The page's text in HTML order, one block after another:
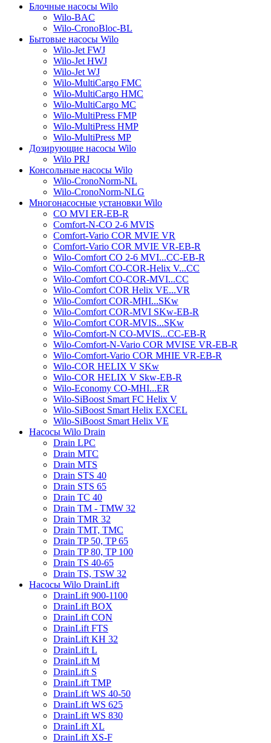
Блочные насосы Wilo
Wilo-BAC
Wilo-CronoBloc-BL
Бытовые насосы Wilo
Wilo-Jet FWJ
Wilo-Jet HWJ
Wilo-Jet WJ
Wilo-MultiCargo FMC
Wilo-MultiCargo HMC
Wilo-MultiCargo MC
Wilo-MultiPress FMP
Wilo-MultiPress HMP
Wilo-MultiPress MP
Дозирующие насосы Wilo
Wilo PRJ
Консольные насосы Wilo
Wilo-CronoNorm-NL
Wilo-CronoNorm-NLG
Многонасосные установки Wilo
CO MVI ER-EB-R
Comfort-N-CO 2-6 MVIS
Comfort-Vario COR MVIE VR
Comfort-Vario COR MVIE VR-EB-R
Wilo-Comfort CO 2-6 MVI...CC-EB-R
Wilo-Comfort CO-COR-Helix V...CC
Wilo-Comfort CO-COR-MVI...CC
Wilo-Comfort COR Helix VE...VR
Wilo-Comfort COR-MHI...SKw
Wilo-Comfort COR-MVI SKw-EB-R
Wilo-Comfort COR-MVIS...SKw
Wilo-Comfort-N CO-MVIS...CC-EB-R
Wilo-Comfort-N-Vario COR MVISE VR-EB-R
Wilo-Comfort-Vario COR MHIE VR-EB-R
Wilo-COR HELIX V SKw
Wilo-COR HELIX V Skw-EB-R
Wilo-Economy CO-MHI...ER
Wilo-SiBoost Smart FC Helix V
Wilo-SiBoost Smart Helix EXCEL
Wilo-SiBoost Smart Helix VE
Насосы Wilo Drain
Drain LPC
Drain MTC
Drain MTS
Drain STS 40
Drain STS 65
Drain TC 40
Drain TM - TMW 32
Drain TMR 32
Drain TMT, TMC
Drain TP 50, TP 65
Drain TP 80, TP 100
Drain TS 40-65
Drain TS, TSW 32
Насосы Wilo DrainLift
DrainLift 900-1100
DrainLift BOX
DrainLift CON
DrainLift FTS
DrainLift KH 32
DrainLift L
DrainLift M
DrainLift S
DrainLift TMP
DrainLift WS 40-50
DrainLift WS 625
DrainLift WS 830
DrainLift XL
DrainLift XS-F